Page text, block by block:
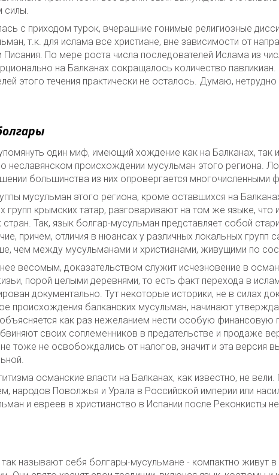
силы.
с приходом турок, вчерашние гонимые религиозные
т.к. для ислама все христиане, вне зависимости от
По мере роста числа последователей Ислама из
на Балканах сокращалось количество павликиан.
этого течения практически не осталось. Думаю, нетрудно
один миф, имеющий хождение как на Балканах, так
неславянском происхождении мусульман этого региона.
большинства из них опровергается многочисленными
мусульман этого региона, кроме оставшихся на
групп крымских татар, разговаривают на том же языке, что
стран. Так, язык болгар-мусульман представляет собой
причем, отличия в нюансах у различных локальных групп
чем между мусульманами и христианами, живущими по
весомым, доказательством служит исчезновение в
порой целыми деревнями, то есть факт перехода в
документально. Тут некоторые историки, не в силах
происхождения балканских мусульман, начинают
как раз нежеланием нести особую финансовую
своих соплеменников в предательстве и продаже
тоже не освобождались от налогов, значит и эта версия
османские власти на Балканах, как известно, не
народов Поволжья и Урала в Российской империи или
и евреев в христианство в Испании после Реконкисты
называют себя болгары-мусульмане - компактно живут в